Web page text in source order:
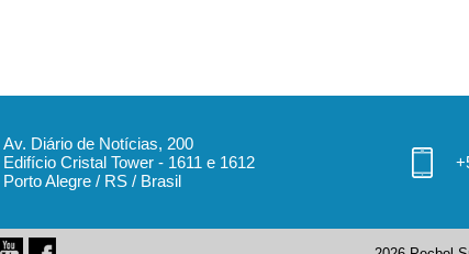
Av. Diário de Notícias, 200
Edifício Cristal Tower - 1611 e 1612
Porto Alegre / RS / Brasil